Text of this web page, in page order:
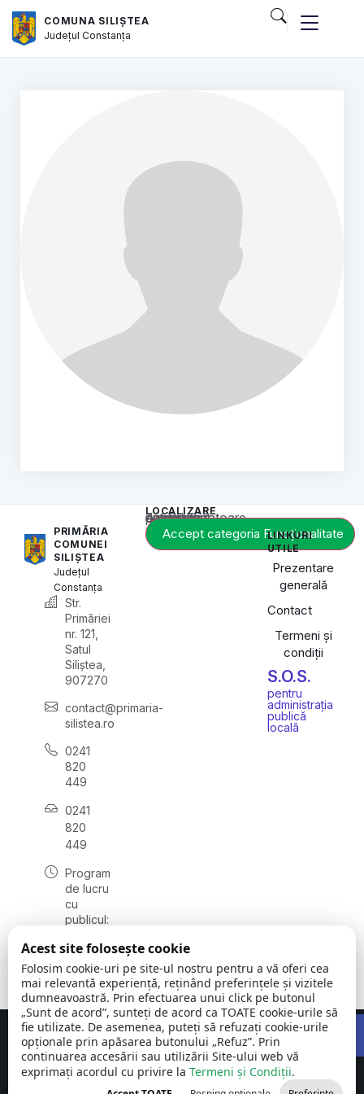
COMUNA SILIȘTEA
JudețulConstanța
PRIMĂRIA
COMUNEI
SILIȘTEA
Județul
Constanța
Str.
Primăriei
nr. 121,
Satul
Siliștea,
907270
contact@primaria-
silistea.ro
0241
820
449
0241
820
449
Program
de lucru
cu
publicul:
vineri
08:00 –
16:00
LOCALIZARE
Acest conținut este blocat până când acceptați categoria corespunzătoare de cookie-uri.
Accept categoria Funcționalitate
LINKURI
UTILE
Prezentare
generală
Contact
Termeni și
condiții
S.O.S.
pentru
administrația
publică
locală
Comuna Siliștea©
2026
Toate
drepturile
Concept realizat deBig Media Relații Publice SRL
Acest site folosește cookie
Folosim cookie-uri pe site-ul nostru pentru a vă oferi cea
mai relevantă experiență, reținând preferințele și vizitele
dumneavoastră. Prin efectuarea unui click pe butonul
„Sunt de acord”, sunteți de acord ca TOATE cookie-urile să
fie utilizate. De asemenea, puteți să refuzați cookie-urile
opționale prin apăsarea butonului „Refuz”. Prin
continuarea accesării sau utilizării Site-ului web vă
exprimați acordul cu privire la Termeni și Condiții.